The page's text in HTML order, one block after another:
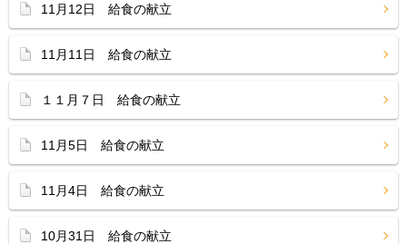
11月12日 給食の献立
11月11日 給食の献立
１１月７日 給食の献立
11月5日 給食の献立
11月4日 給食の献立
10月31日 給食の献立